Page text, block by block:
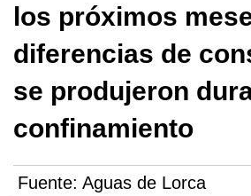
los próximos
diferencias de
se produjeron
confinamiento
Fuente: Aguas de Lorca